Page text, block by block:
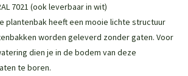
7021 (ook leverbaar in wit)
plantenbak heeft een mooie lichte structuur
worden geleverd zonder gaten. Voor
dien je in de bodem van deze
te boren.